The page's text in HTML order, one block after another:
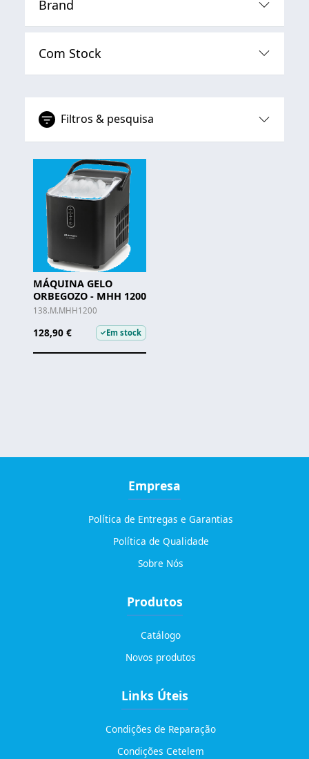
Filtros & pesquisa
MÁQUINA GELO
ORBEGOZO - MHH 1200
138.M.MHH1200
128,90 € ✓Em stock
Brand
Com Stock
Empresa
Política de Entregas e Garantias
Política de Qualidade
Sobre Nós
Produtos
Catálogo
Novos produtos
Links Úteis
Condições de Reparação
Condições Cetelem